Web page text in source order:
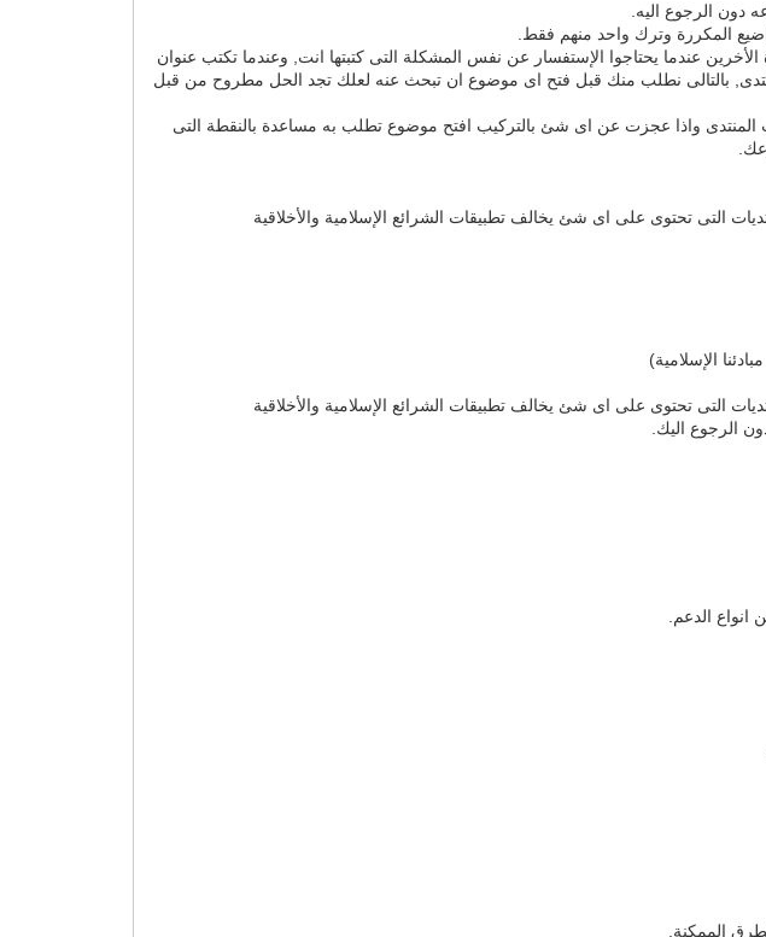
الرجوع اليه.
المكررة وترك واحد منهم فقط.
عندما يحتاجوا الإستفسار عن نفس المشكلة التى كتبتها انت, وعندما تكتب عنوان
بالتالى نطلب منك قبل فتح اى موضوع ان تبحث عنه لعلك تجد الحل مطروح من قبل
واذا عجزت عن اى شئ بالتركيب افتح موضوع تطلب به مساعدة بالنقطة التى
التى تحتوى على اى شئ يخالف تطبيقات الشرائع الإسلامية والأخلاقية
الإسلامية)
التى تحتوى على اى شئ يخالف تطبيقات الشرائع الإسلامية والأخلاقية
الرجوع اليك.
الدعم.
الممكنة.